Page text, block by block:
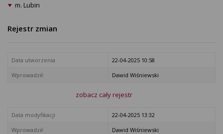
m. Lubin
Rejestr zmian
Data utworzenia
22-04-2025 10:58
Wprowadził:
Dawid Wiśniewski
zobacz cały rejestr
Data modyfikacji
22-04-2025 13:32
Wprowadził:
Dawid Wiśniewski